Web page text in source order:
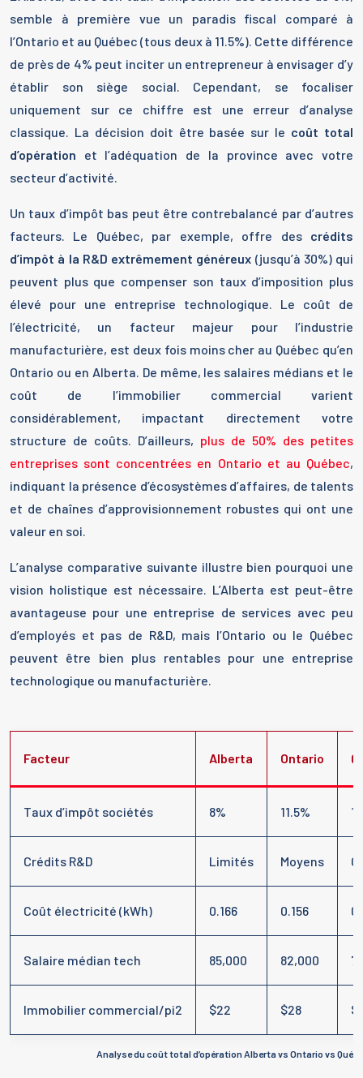
semble à première vue un paradis fiscal comparé à
l’Ontario et au Québec (tous deux à 11.5%). Cette différence
de près de 4% peut inciter un entrepreneur à envisager d’y
établir son siège social. Cependant, se focaliser
uniquement sur ce chiffre est une erreur d’analyse
classique. La décision doit être basée sur le coût total
d’opération et l’adéquation de la province avec votre
secteur d’activité.
Un taux d’impôt bas peut être contrebalancé par d’autres
facteurs. Le Québec, par exemple, offre des crédits
d’impôt à la R&D extrêmement généreux (jusqu’à 30%) qui
peuvent plus que compenser son taux d’imposition plus
élevé pour une entreprise technologique. Le coût de
l’électricité, un facteur majeur pour l’industrie
manufacturière, est deux fois moins cher au Québec qu’en
Ontario ou en Alberta. De même, les salaires médians et le
coût de l’immobilier commercial varient
considérablement, impactant directement votre
structure de coûts. D’ailleurs, plus de 50% des petites
entreprises sont concentrées en Ontario et au Québec,
indiquant la présence d’écosystèmes d’affaires, de talents
et de chaînes d’approvisionnement robustes qui ont une
valeur en soi.
L’analyse comparative suivante illustre bien pourquoi une
vision holistique est nécessaire. L’Alberta est peut-être
avantageuse pour une entreprise de services avec peu
d’employés et pas de R&D, mais l’Ontario ou le Québec
peuvent être bien plus rentables pour une entreprise
technologique ou manufacturière.
Analyse du coût total d’opération Alberta vs Ontario vs
Facteur Alberta Ontario
Taux d’impôt sociétés 8% 11.5%
Crédits R&D Limités Moyens
Coût électricité (kWh) 0.166 0.156
Salaire médian tech 85,000 82,000
Immobilier commercial/pi2 $22 $28